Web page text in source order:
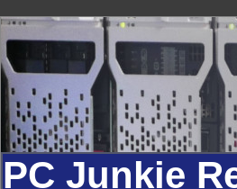
PC Junkie